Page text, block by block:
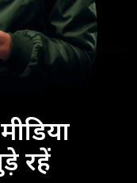
रहें